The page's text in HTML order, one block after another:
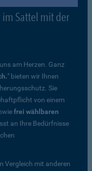
im Sattel mit der
am Herzen. Ganz
" bieten wir Ihnen
Sie
von einem
frei wählbaren
an Ihre Bedürfnisse
Vergleich mit anderen